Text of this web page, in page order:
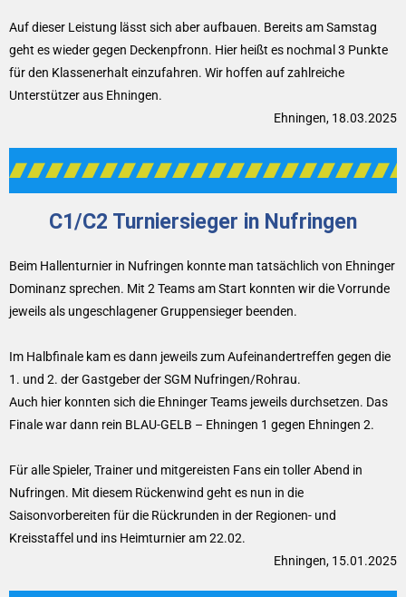
Auf dieser Leistung lässt sich aber aufbauen. Bereits am Samstag
geht es wieder gegen Deckenpfronn. Hier heißt es nochmal 3 Punkte
für den Klassenerhalt einzufahren. Wir hoffen auf zahlreiche
Unterstützer aus Ehningen.
Ehningen, 18.03.2025
C1/C2 Turniersieger in Nufringen
Beim Hallenturnier in Nufringen konnte man tatsächlich von Ehninger
Dominanz sprechen. Mit 2 Teams am Start konnten wir die Vorrunde
jeweils als ungeschlagener Gruppensieger beenden.
Im Halbfinale kam es dann jeweils zum Aufeinandertreffen gegen die
1. und 2. der Gastgeber der SGM Nufringen/Rohrau.
Auch hier konnten sich die Ehninger Teams jeweils durchsetzen. Das
Finale war dann rein BLAU-GELB – Ehningen 1 gegen Ehningen 2.
Für alle Spieler, Trainer und mitgereisten Fans ein toller Abend in
Nufringen. Mit diesem Rückenwind geht es nun in die
Saisonvorbereiten für die Rückrunden in der Regionen- und
Kreisstaffel und ins Heimturnier am 22.02.
Ehningen, 15.01.2025